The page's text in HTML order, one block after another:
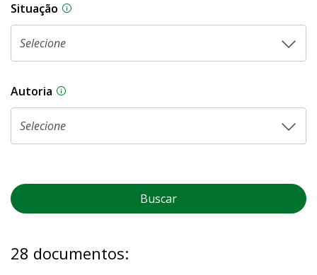
Situação Na CLDF, as proposições legislativas
Autoria As proposições legislativas na CLDF podem
Buscar
28 documentos: